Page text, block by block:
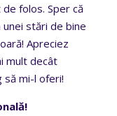
folos. Sper că
stări de bine
Apreciez
mult decât
să mi-l oferi!